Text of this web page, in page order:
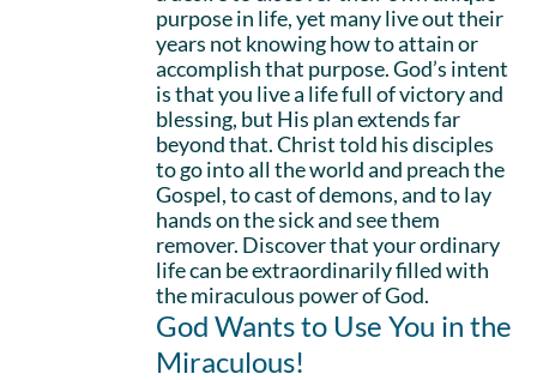
purpose in life, yet many live out their
years not knowing how to attain or
accomplish that purpose. God’s intent
is that you live a life full of victory and
blessing, but His plan extends far
beyond that. Christ told his disciples
to go into all the world and preach the
Gospel, to cast of demons, and to lay
hands on the sick and see them
remover. Discover that your ordinary
life can be extraordinarily filled with
the miraculous power of God.
God Wants to Use You in the
Miraculous!